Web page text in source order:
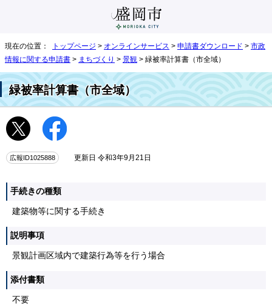
現在の位置： トップページ > オンラインサービス > 申請書ダウンロード > 市政
情報に関する申請書 > まちづくり > 景観 > 緑被率計算書（市全域）
緑被率計算書（市全域）
広報ID1025888 更新日 令和3年9月21日
手続きの種類
建築物等に関する手続き
説明事項
景観計画区域内で建築行為等を行う場合
添付書類
不要